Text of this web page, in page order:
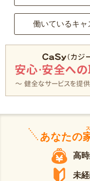
働いているキャ
あなたの
高
未